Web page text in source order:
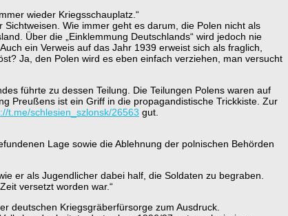
wieder Kriegsschauplatz.“
Wie immer geht es darum, die Polen nicht als
Über die „Einklemmung Deutschlands“ wird jedoch nie
ein Verweis auf das Jahr 1939 erweist sich als fraglich,
Ja, den Polen wird es eben einfach verziehen, man versucht
führte zu dessen Teilung. Die Teilungen Polens waren auf
Preußens ist ein Griff in die propagandistische Trickkiste. Zur
t.me/schlesien_szlonsk/26563 gut.
Lage sowie die Ablehnung der polnischen Behörden
er als Jugendlicher dabei half, die Soldaten zu begraben.
versetzt worden war.“
deutschen Kriegsgräberfürsorge zum Ausdruck.